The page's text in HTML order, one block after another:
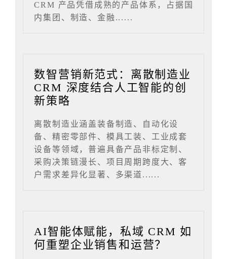
CRM 产品凭借成熟的产品体系，占据国
内集团、制造、金融......
数智营销新范式：离散制造业
CRM 深度结合人工智能的创
新策略
离散制造业涵盖装备制造、自动化设
备、精密零部件、模具工装、工业成套
设备等领域，普遍具备产品非标定制、
采购决策链漫长、项目周期跨度大、客
户需求差异化显著、多渠道......
AI智能体赋能，私域 CRM 如
何重塑企业销售和运营？